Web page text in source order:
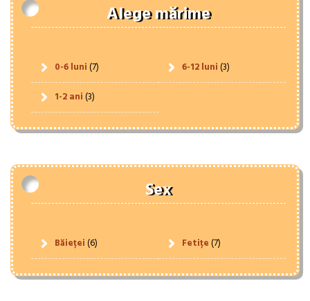
Alege mărime
0-6 luni(7) 6-12 luni(3)
1-2 ani(3)
Sex
Băieței(6) Fetițe(7)